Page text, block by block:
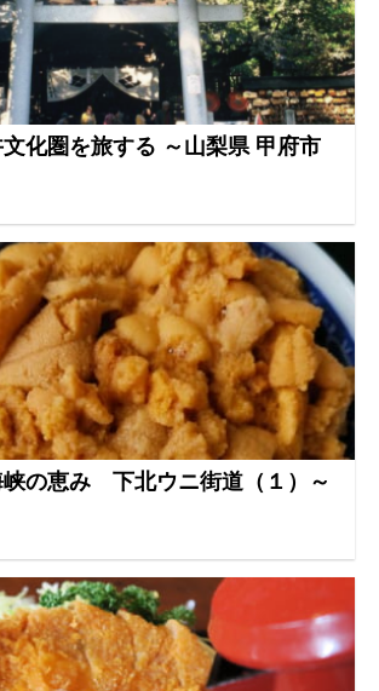
化圏を旅する ～山梨県 甲府市
峡の恵み 下北ウニ街道（１）～